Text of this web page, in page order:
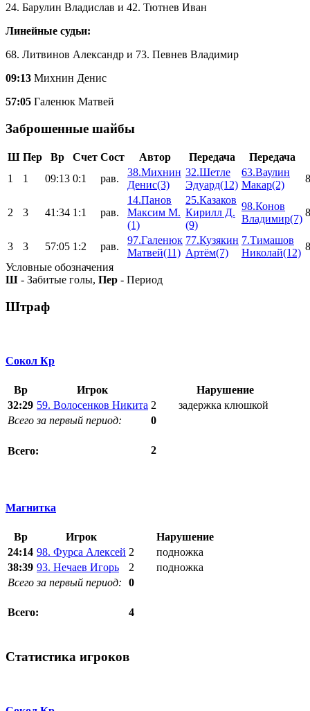
24. Барулин Владислав и 42. Тютнев Иван
Линейные судьи:
68. Литвинов Александр и 73. Певнев Владимир
09:13 Михнин Денис
57:05 Галенюк Матвей
Заброшенные шайбы
Ш Пер Вр Счет Сост Автор Передача
Передача
1
1 09:13 0:1 рав.
38.Михнин
Денис(3)
32.Шетле
Эдуард(12)
63.Ваулин
Макар(2)
2 3 41:34 1:1 рав.
14.Панов
Максим М.
(1)
25.Казаков
Кирилл Д.
(9)
98.Конов
Владимир(7)
3 3 57:05 1:2 рав.
97.Галенюк
Матвей(11)
77.Кузякин
Артём(7)
7.Тимашов
Николай(12)
Условные обозначения
Ш - Забитые голы, Пер - Период
Штраф
Сокол Кр
Вр Игрок
Нарушение
32:29 59. Волосенков Никита 2
задержка клюшкой
Всего за первый период:
0
Всего: 2
Магнитка
Вр Игрок
Нарушение
24:14 98. Фурса Алексей 2
подножка
38:39 93. Нечаев Игорь 2
подножка
Всего за первый период:
0
Всего: 4
Статистика игроков